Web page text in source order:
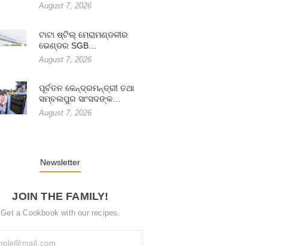
August 7, 2026
ଟାଟା ଷ୍ଟିଲ୍ ମେରାମଣ୍ଡଳୀର
ଭେଣ୍ଡର SGB…
August 7, 2026
ପୂର୍ବତନ କେନ୍ଦ୍ରମନ୍ତ୍ରୀ ତଥା
ସମ୍ବଲପୁର ସାଂସଦଙ୍କ…
August 7, 2026
Newsletter
JOIN THE FAMILY!
Get a Cookbook with our recipes.